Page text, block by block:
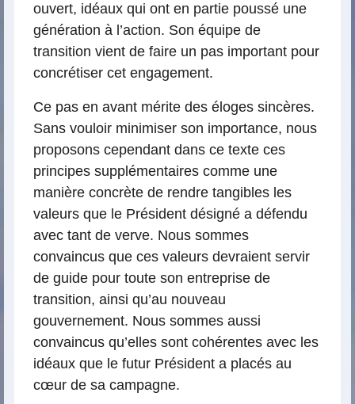
ouvert, idéaux qui ont en partie poussé une
génération à l’action. Son équipe de
transition vient de faire un pas important pour
concrétiser cet engagement.
Ce pas en avant mérite des éloges sincères.
Sans vouloir minimiser son importance, nous
proposons cependant dans ce texte ces
principes supplémentaires comme une
manière concrète de rendre tangibles les
valeurs que le Président désigné a défendu
avec tant de verve. Nous sommes
convaincus que ces valeurs devraient servir
de guide pour toute son entreprise de
transition, ainsi qu’au nouveau
gouvernement. Nous sommes aussi
convaincus qu’elles sont cohérentes avec les
idéaux que le futur Président a placés au
cœur de sa campagne.